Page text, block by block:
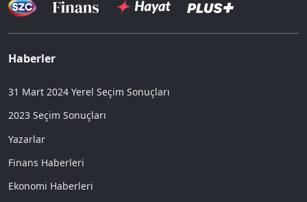
Haberler
31 Mart 2024 Yerel Seçim Sonuçları
2023 Seçim Sonuçları
Yazarlar
Finans Haberleri
Ekonomi Haberleri